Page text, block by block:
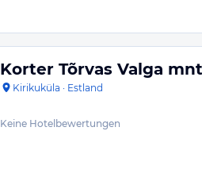
Korter Tõrvas Valga
Kirikuküla · Estland
Keine Hotelbewertungen